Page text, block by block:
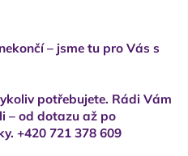
– jsme tu pro Vás s
potřebujete. Rádi Vám
– od dotazu až po
+420 721 378 609